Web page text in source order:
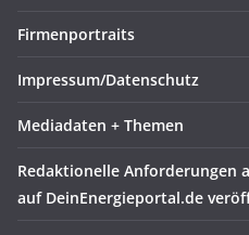
Firmenportraits
Impressum/Datenschutz
Mediadaten + Themen
Redaktionelle Anforderungen
auf DeinEnergieportal.de